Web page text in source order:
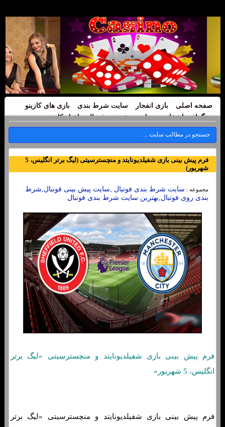
صفحه اصلی بازی انفجار سایت شرط بندی
بازی های کازینو
بیوگرافی اشخاص
سایت پیش بینی فوتبال اخبار کازینو
فرم پیش بینی بازی شفیلدیونایتد و منچسترسیتی (لیگ برتر انگلیس، 5
شهریور)
مجموعه : سایت شرط بندی فوتبال ,سایت پیش بینی فوتبال,شرط
بندی روی فوتبال,بهترین سایت شرط بندی فوتبال
فرم پیش بینی بازی شفیلدیونایتد و منچسترسیتی «لیگ برتر
انگلیس، 5 شهریور»
فرم پیش بینی بازی شفیلدیونایتد و منچسترسیتی «لیگ برتر